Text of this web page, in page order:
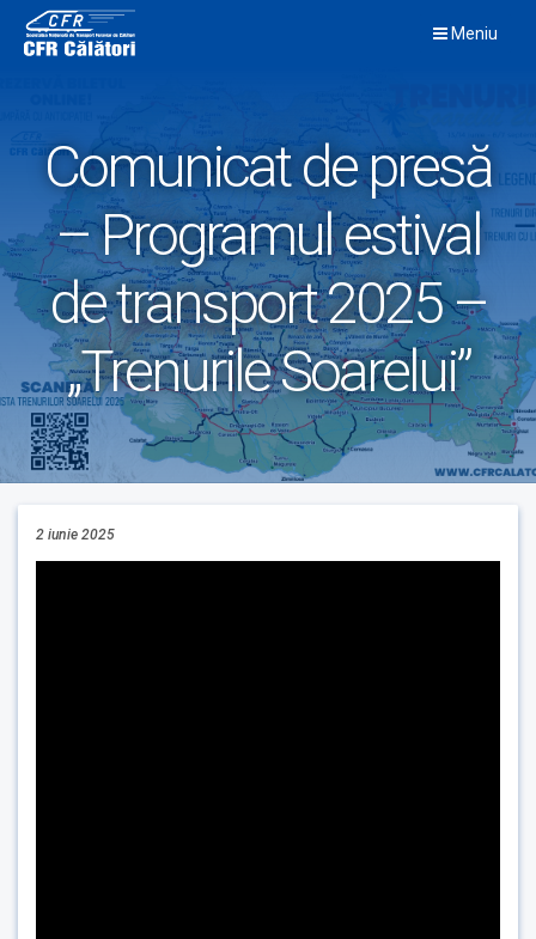
content
Meniu
Comunicat de presă
– Programul estival
de transport 2025 –
„Trenurile Soarelui”
2 iunie 2025